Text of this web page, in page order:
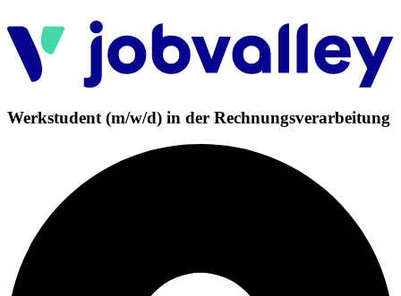
Werkstudent (m/w/d) in der Rechnungsverarbeitung